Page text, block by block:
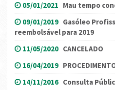
05/01/2021 Mau tempo
09/01/2019 Gasóleo
reembolsável para 2019
11/05/2020 CANCELADO
16/04/2019
14/11/2016 Consulta